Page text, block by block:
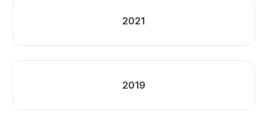
2021
2019